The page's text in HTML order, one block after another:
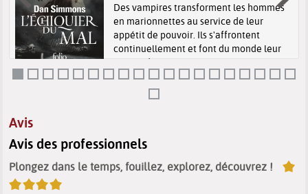
Des vampires transforment les hommes
en marionnettes au service de leur
appétit de pouvoir. Ils s'affrontent
continuellement et font du monde leur
terrain de jeu.
Avis
Avis des professionnels
Plongez dans le temps, fouillez, explorez, découvrez ! 5/5